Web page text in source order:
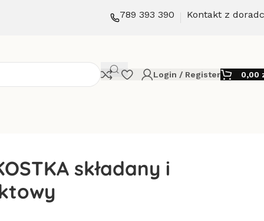
789 393 390 Kontakt z
Login / Register 0,00
składany i